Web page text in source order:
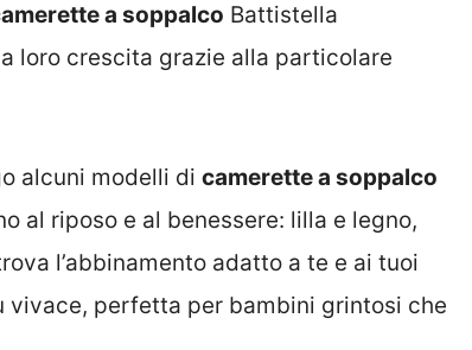
a soppalco Battistella
loro crescita grazie alla particolare
alcuni modelli di camerette a soppalco
al riposo e al benessere: lilla e legno,
l’abbinamento adatto a te e ai tuoi
vivace, perfetta per bambini grintosi che